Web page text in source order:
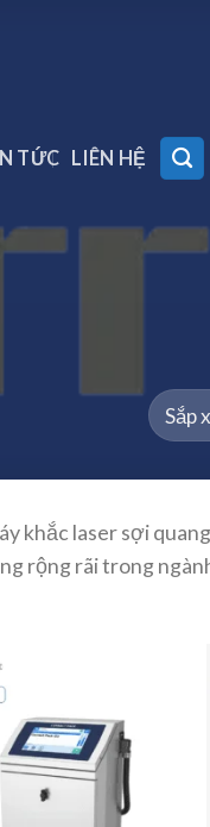
TỨC LIÊN HỆ
khắc laser sợi
rộng rãi trong